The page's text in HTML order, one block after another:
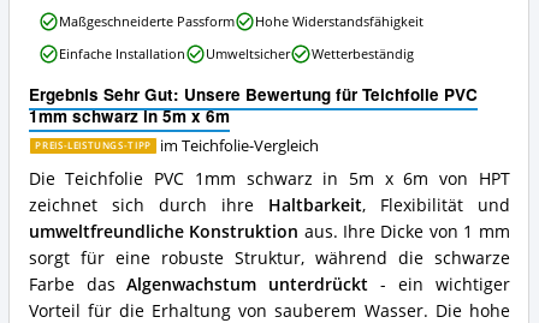
diese
Teichfolie
erhältlich?
Ergebnis Sehr Gut: Unsere Bewertung für Teichfolie PVC
1mm schwarz in 5m x 6m
PREIS-LEISTUNGS-TIPP im Teichfolie-Vergleich
Die Teichfolie PVC 1mm schwarz in 5m x 6m von HPT
zeichnet sich durch ihre Haltbarkeit, Flexibilität und
umweltfreundliche Konstruktion aus. Ihre Dicke von 1 mm
sorgt für eine robuste Struktur, während die schwarze
Farbe dasAlgenwachstum unterdrückt - ein wichtiger
Vorteil für die Erhaltung von sauberem Wasser. Die hohe
Teichfolie
PVC
1mm
in
5m
x
6m
Vorteile:
Was
spricht
für
diese
Teichfolie?
Maßgeschneiderte Passform
Hohe Widerstandsfähigkeit
Einfache Installation
Umweltsicher Wetterbeständig